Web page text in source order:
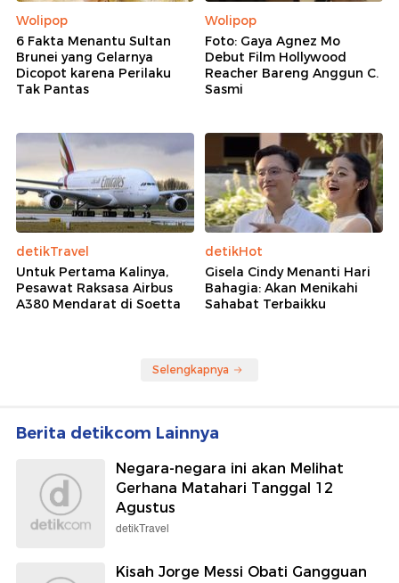
Wolipop
6 Fakta Menantu Sultan
Brunei yang Gelarnya
Dicopot karena Perilaku
Tak Pantas
Wolipop
Foto: Gaya Agnez Mo
Debut Film Hollywood
Reacher Bareng Anggun C.
Sasmi
detikTravel
Untuk Pertama Kalinya,
Pesawat Raksasa Airbus
A380 Mendarat di Soetta
detikHot
Gisela Cindy Menanti Hari
Bahagia: Akan Menikahi
Sahabat Terbaikku
Selengkapnya
Berita detikcom Lainnya
Negara-negara ini akan Melihat
Gerhana Matahari Tanggal 12
Agustus
detikTravel
Kisah Jorge Messi Obati Gangguan